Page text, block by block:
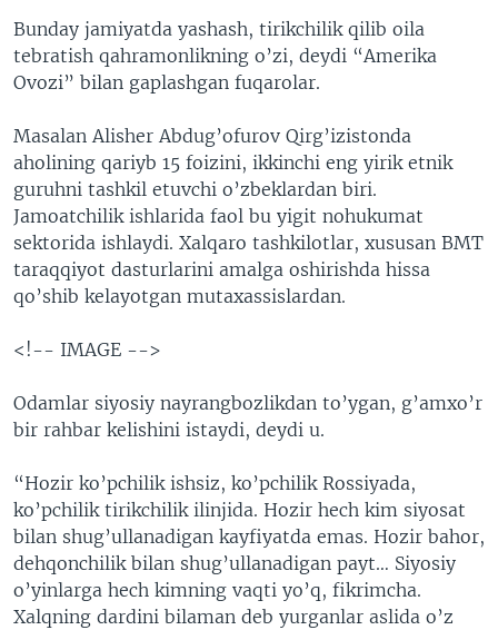
SOUNDCLOUD
Bunday jamiyatda yashash, tirikchilik qilib oila
tebratish qahramonlikning o’zi, deydi “Amerika
Ovozi” bilan gaplashgan fuqarolar.
Masalan Alisher Abdug’ofurov Qirg’izistonda
aholining qariyb 15 foizini, ikkinchi eng yirik etnik
guruhni tashkil etuvchi o’zbeklardan biri.
Jamoatchilik ishlarida faol bu yigit nohukumat
sektorida ishlaydi. Xalqaro tashkilotlar, xususan BMT
taraqqiyot dasturlarini amalga oshirishda hissa
qo’shib kelayotgan mutaxassislardan.
<!-- IMAGE -->
Odamlar siyosiy nayrangbozlikdan to’ygan, g’amxo’r
bir rahbar kelishini istaydi, deydi u.
“Hozir ko’pchilik ishsiz, ko’pchilik Rossiyada,
ko’pchilik tirikchilik ilinjida. Hozir hech kim siyosat
bilan shug’ullanadigan kayfiyatda emas. Hozir bahor,
dehqonchilik bilan shug’ullanadigan payt… Siyosiy
o’yinlarga hech kimning vaqti yo’q, fikrimcha.
Xalqning dardini bilaman deb yurganlar aslida o’z